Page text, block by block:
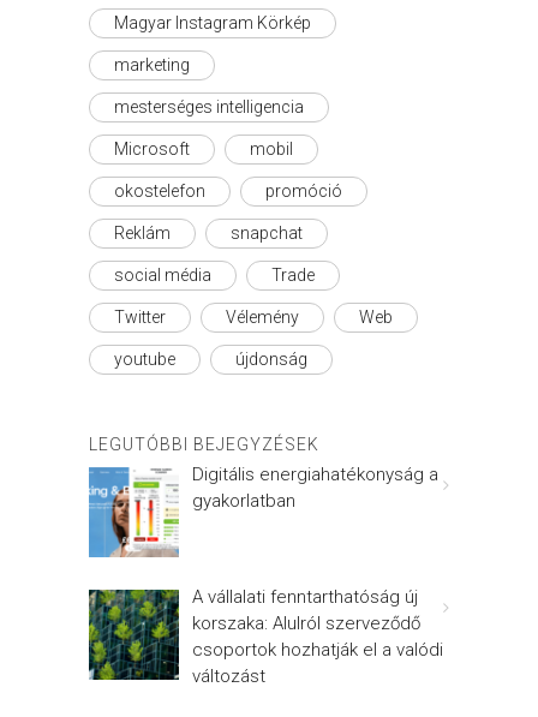
Magyar Instagram Körkép
marketing
mesterséges intelligencia
Microsoft mobil
okostelefon promóció
Reklám snapchat
social média Trade
Twitter Vélemény Web
youtube újdonság
LEGUTÓBBI BEJEGYZÉSEK
Digitális energiahatékonyság a
gyakorlatban
A vállalati fenntarthatóság új
korszaka: Alulról szerveződő
csoportok hozhatják el a valódi
változást